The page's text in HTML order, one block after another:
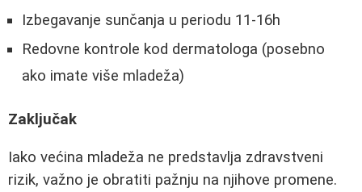
Izbegavanje sunčanja u periodu 11-16h
Redovne kontrole kod dermatologa (posebno
ako imate više mladeža)
Zaključak
Iako većina mladeža ne predstavlja zdravstveni
rizik, važno je obratiti pažnju na njihove promene.